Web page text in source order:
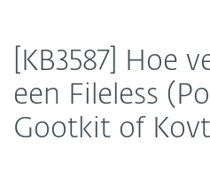
[KB3587] Hoe
een Fileless
Gootkit of